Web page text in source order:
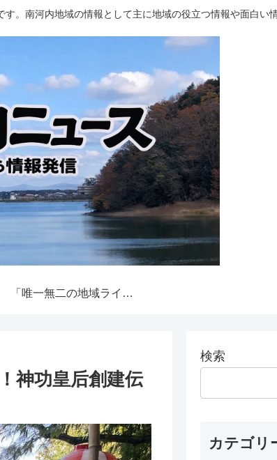
。南河内地域の情報として主に地域の役立つ情報や面白い
「唯一無二の地域ライター」奥河内から情報発信とは
神功皇后創建伝
検索
カテゴリ